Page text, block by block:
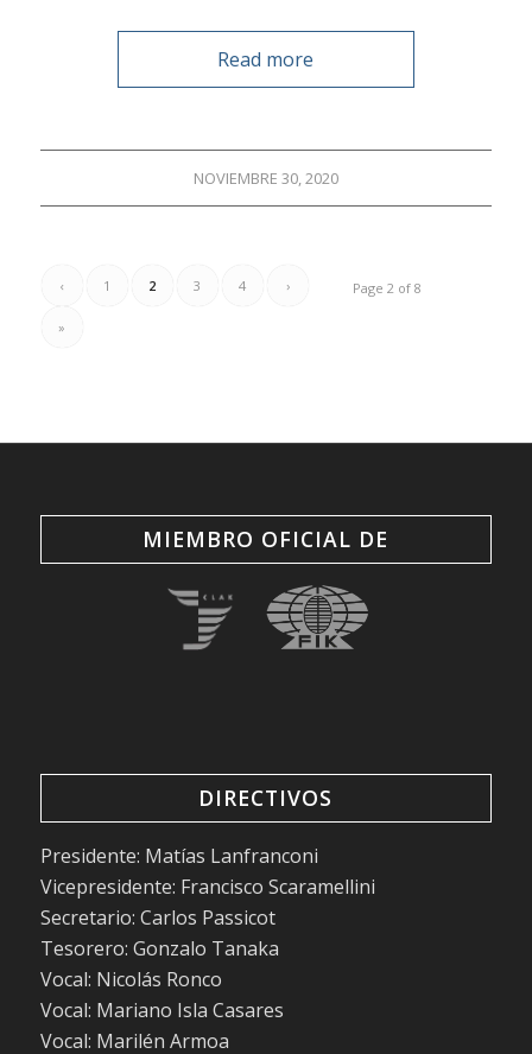
Read more
NOVIEMBRE 30, 2020
Page 2 of 8
‹ 1 2 3 4 ›
»
MIEMBRO OFICIAL DE
DIRECTIVOS
Presidente: Matías Lanfranconi
Vicepresidente: Francisco Scaramellini
Secretario: Carlos Passicot
Tesorero: Gonzalo Tanaka
Vocal: Nicolás Ronco
Vocal: Mariano Isla Casares
Vocal: Marilén Armoa